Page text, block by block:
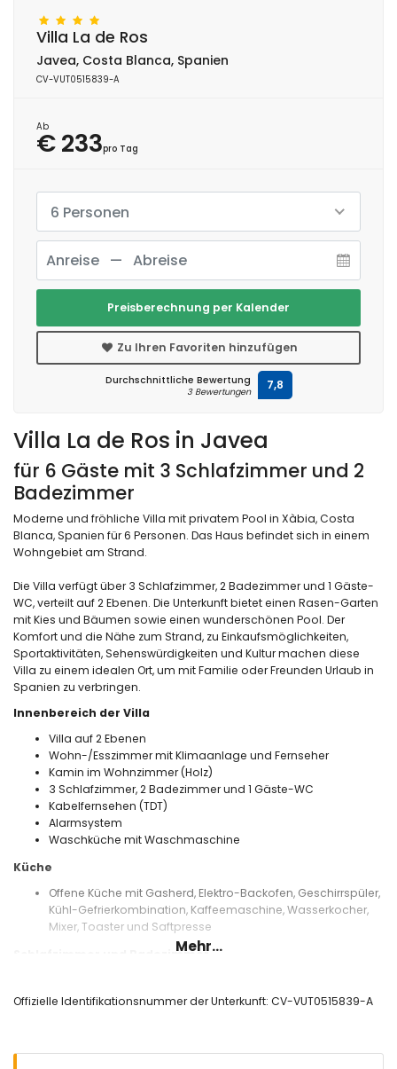
Villa La de Ros in Javea
für 6 Gäste mit 3 Schlafzimmer und 2
Badezimmer
Moderne und fröhliche Villa mit privatem Pool in Xàbia, Costa
Blanca, Spanien für 6 Personen. Das Haus befindet sich in einem
Wohngebiet am Strand.
Die Villa verfügt über 3 Schlafzimmer, 2 Badezimmer und 1 Gäste-
WC, verteilt auf 2 Ebenen. Die Unterkunft bietet einen Rasen-Garten
mit Kies und Bäumen sowie einen wunderschönen Pool. Der
Komfort und die Nähe zum Strand, zu Einkaufsmöglichkeiten,
Sportaktivitäten, Sehenswürdigkeiten und Kultur machen diese
Villa zu einem idealen Ort, um mit Familie oder Freunden Urlaub in
Spanien zu verbringen.
Innenbereich der Villa
Villa auf 2 Ebenen
Wohn-/Esszimmer mit Klimaanlage und Fernseher
Kamin im Wohnzimmer (Holz)
3 Schlafzimmer, 2 Badezimmer und 1 Gäste-WC
Kabelfernsehen (TDT)
Alarmsystem
Waschküche mit Waschmaschine
Küche
Offene Küche mit Gasherd, Elektro-Backofen, Geschirrspüler,
Kühl-Gefrierkombination, Kaffeemaschine, Wasserkocher,
Mixer, Toaster und Saftpresse
Schlafzimmer und Badezimmer
Schlafzimmer mit Klimaanlage und Queensize-Bett (Maße
Mehr...
Offizielle Identifikationsnummer der Unterkunft: CV-VUT0515839-A
Villa La de Ros
Javea, Costa Blanca, Spanien
CV-VUT0515839-A
Ab
€ 233pro Tag
6 Personen
Preisberechnung per Kalender
Zu Ihren Favoriten hinzufügen
Durchschnittliche Bewertung
3 Bewertungen 7,8